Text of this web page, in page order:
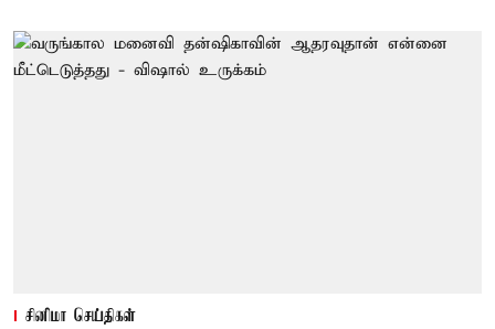
சினிமா செய்திகள்